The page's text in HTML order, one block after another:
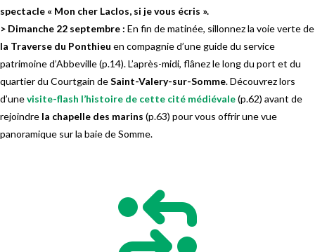
spectacle « Mon cher Laclos, si je vous écris ».
> Dimanche 22 septembre : En fin de matinée, sillonnez la voie verte de
la Traverse du Ponthieu en compagnie d’une guide du service
patrimoine d’Abbeville (p.14). L’après-midi, flânez le long du port et du
quartier du Courtgain deSaint-Valery-sur-Somme. Découvrez lors
d’unevisite-flash l’histoire de cette cité médiévale(p.62) avant de
rejoindre la chapelle des marins (p.63) pour vous offrir une vue
panoramique sur la baie de Somme.